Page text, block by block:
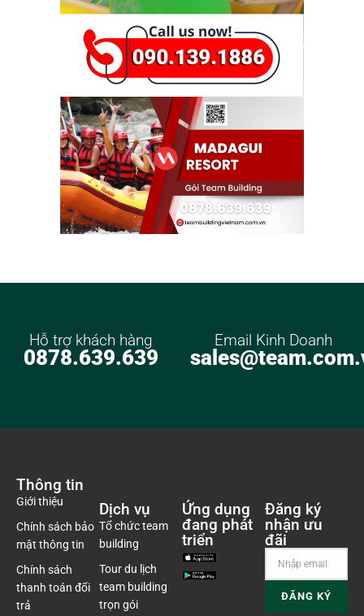
Hỗ trợ khách hàng
0878.639.639
Email Kinh Doanh
Thông tin
Giới thiệu
Chính sách bảo
mật thông tin
Chính sách
thanh toán đổi
trả
Dịch vụ
Tổ chức team
building
Tour du lịch
team building
trọn gói
Ứng dụng
đang phát
triển
Đăng ký
nhận ưu
đãi